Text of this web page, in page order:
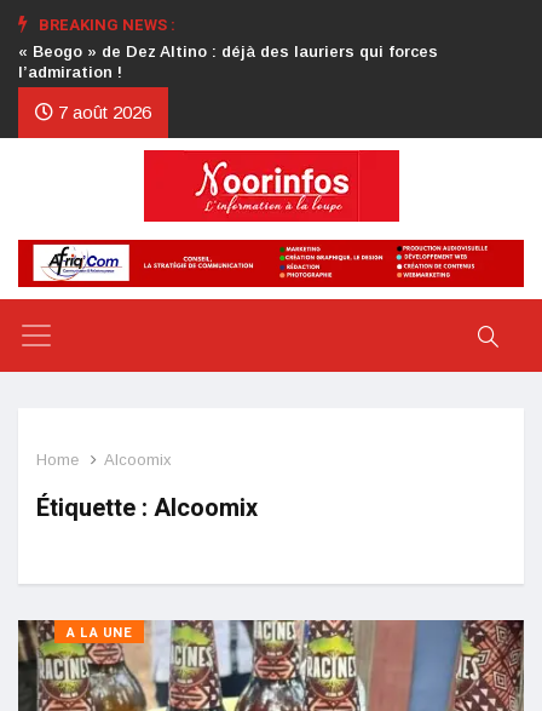
BREAKING NEWS :
Crise au CDP : l’authentification de la lettre du président
d’honneur toujours attendue
7 août 2026
Home Alcoomix
Étiquette : Alcoomix
A LA UNE